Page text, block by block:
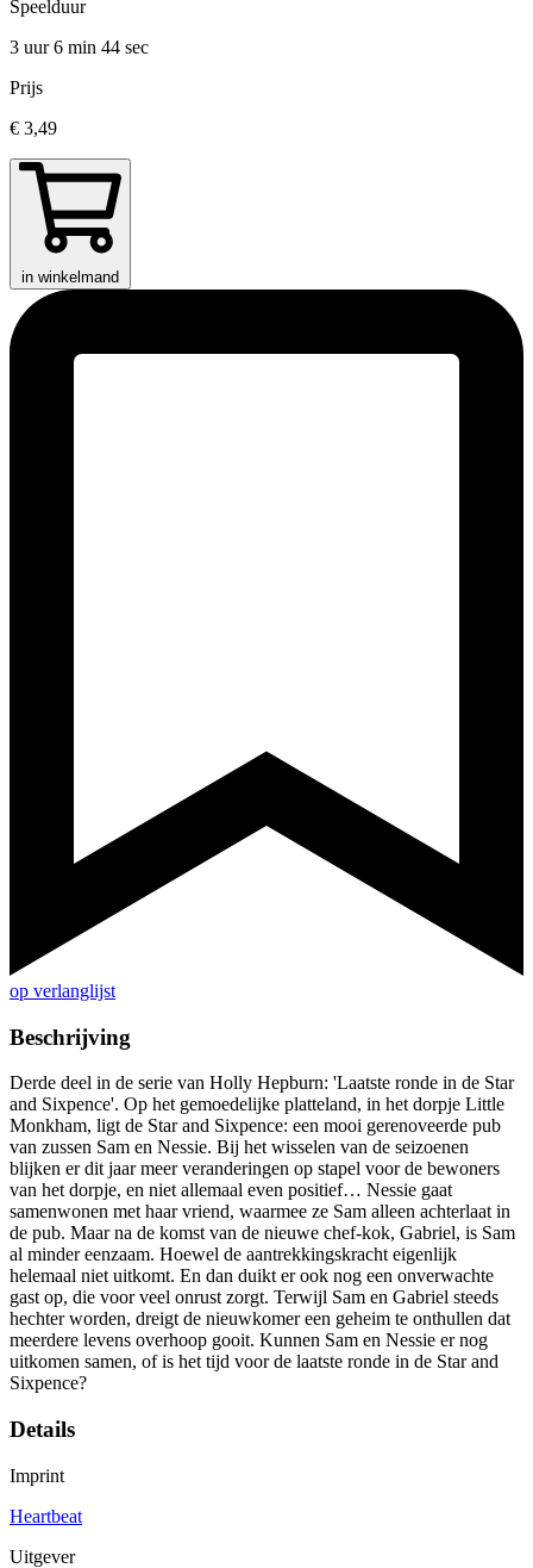
Speelduur
3 uur 6 min 44 sec
Prijs
€ 3,49
in winkelmand
op verlanglijst
Beschrijving
Derde deel in de serie van Holly Hepburn: 'Laatste ronde in de Star
and Sixpence'. Op het gemoedelijke platteland, in het dorpje Little
Monkham, ligt de Star and Sixpence: een mooi gerenoveerde pub
van zussen Sam en Nessie. Bij het wisselen van de seizoenen
blijken er dit jaar meer veranderingen op stapel voor de bewoners
van het dorpje, en niet allemaal even positief… Nessie gaat
samenwonen met haar vriend, waarmee ze Sam alleen achterlaat in
de pub. Maar na de komst van de nieuwe chef-kok, Gabriel, is Sam
al minder eenzaam. Hoewel de aantrekkingskracht eigenlijk
helemaal niet uitkomt. En dan duikt er ook nog een onverwachte
gast op, die voor veel onrust zorgt. Terwijl Sam en Gabriel steeds
hechter worden, dreigt de nieuwkomer een geheim te onthullen dat
meerdere levens overhoop gooit. Kunnen Sam en Nessie er nog
uitkomen samen, of is het tijd voor de laatste ronde in de Star and
Sixpence?
Details
Imprint
Heartbeat
Uitgever